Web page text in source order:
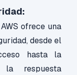
ofrece una
desde el
hasta la
respuesta